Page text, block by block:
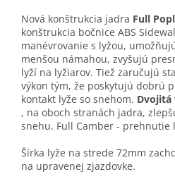
Nová konštrukcia jadra Full
konštrukcia bočnice ABS
manévrovanie s lyžou,
menšou námahou, zvyšujú
lyží na lyžiarov. Tiež zaručujú
výkon tým, že poskytujú dobrú
kontakt lyže so snehom. Dvojitá
, na oboch stranách jadra,
snehu. Full Camber - prehnutie
Šírka lyže na strede 72mm
na upravenej zjazdovke.